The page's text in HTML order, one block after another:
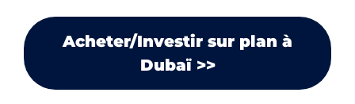
Acheter/Investir sur plan à
Dubaï >>